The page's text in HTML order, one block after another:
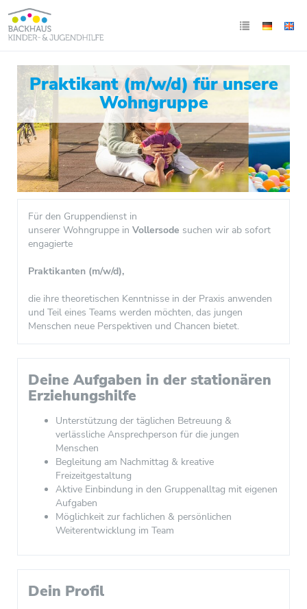
Praktikant (m/w/d) für unsere
Wohngruppe
Für den Gruppendienst in
unserer Wohngruppe in Vollersode suchen wir ab sofort
engagierte
Praktikanten (m/w/d),
die ihre theoretischen Kenntnisse in der Praxis anwenden
und Teil eines Teams werden möchten, das jungen
Menschen neue Perspektiven und Chancen bietet.
Deine Aufgaben in der stationären
Erziehungshilfe
Unterstützung der täglichen Betreuung &
verlässliche Ansprechperson für die jungen
Menschen
Begleitung am Nachmittag & kreative
Freizeitgestaltung
Aktive Einbindung in den Gruppenalltag mit eigenen
Aufgaben
Möglichkeit zur fachlichen & persönlichen
Weiterentwicklung im Team
Dein Profil